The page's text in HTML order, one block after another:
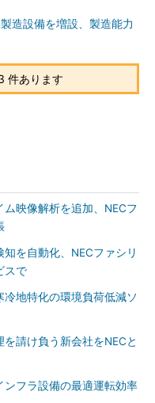
造設備を増設、製造能力
件あります
映像解析を追加、NECフ
を自動化、NECファシリ
スで
地特化の環境負荷低減ソ
請け負う新会社をNECと
ンフラ設備の最適運転効率